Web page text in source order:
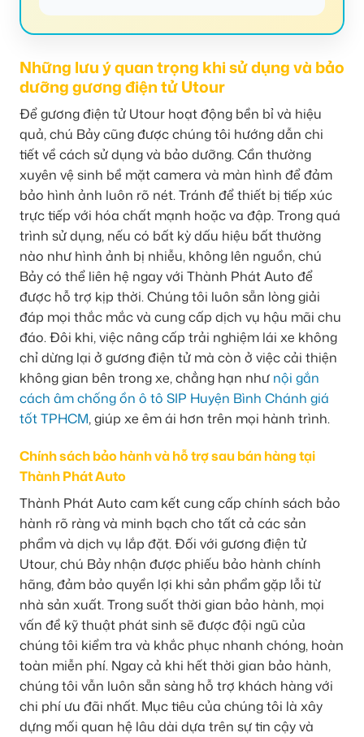
Những lưu ý quan trọng khi sử dụng và bảo
dưỡng gương điện tử Utour
Để gương điện tử Utour hoạt động bền bỉ và hiệu
quả, chú Bảy cũng được chúng tôi hướng dẫn chi
tiết về cách sử dụng và bảo dưỡng. Cần thường
xuyên vệ sinh bề mặt camera và màn hình để đảm
bảo hình ảnh luôn rõ nét. Tránh để thiết bị tiếp xúc
trực tiếp với hóa chất mạnh hoặc va đập. Trong quá
trình sử dụng, nếu có bất kỳ dấu hiệu bất thường
nào như hình ảnh bị nhiễu, không lên nguồn, chú
Bảy có thể liên hệ ngay với Thành Phát Auto để
được hỗ trợ kịp thời. Chúng tôi luôn sẵn lòng giải
đáp mọi thắc mắc và cung cấp dịch vụ hậu mãi chu
đáo. Đôi khi, việc nâng cấp trải nghiệm lái xe không
chỉ dừng lại ở gương điện tử mà còn ở việc cải thiện
không gian bên trong xe, chẳng hạn như nội gắn
cách âm chống ồn ô tô SIP Huyện Bình Chánh giá
tốt TPHCM, giúp xe êm ái hơn trên mọi hành trình.
Chính sách bảo hành và hỗ trợ sau bán hàng tại
Thành Phát Auto
Thành Phát Auto cam kết cung cấp chính sách bảo
hành rõ ràng và minh bạch cho tất cả các sản
phẩm và dịch vụ lắp đặt. Đối với gương điện tử
Utour, chú Bảy nhận được phiếu bảo hành chính
hãng, đảm bảo quyền lợi khi sản phẩm gặp lỗi từ
nhà sản xuất. Trong suốt thời gian bảo hành, mọi
vấn đề kỹ thuật phát sinh sẽ được đội ngũ của
chúng tôi kiểm tra và khắc phục nhanh chóng, hoàn
toàn miễn phí. Ngay cả khi hết thời gian bảo hành,
chúng tôi vẫn luôn sẵn sàng hỗ trợ khách hàng với
chi phí ưu đãi nhất. Mục tiêu của chúng tôi là xây
dựng mối quan hệ lâu dài dựa trên sự tin cậy và